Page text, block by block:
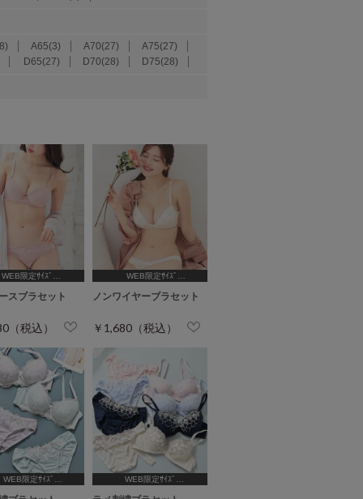
A65(3) A70(27)
A75(27)
D65(27) D70(28) D75(28)
WEB限定ｻｲｽﾞ
スブラセット
（税込）
WEB限定ｻｲｽﾞ
ノンワイヤーブラセット
￥1,680（税込）
WEB限定ｻｲｽﾞ
WEB限定ｻｲｽﾞ